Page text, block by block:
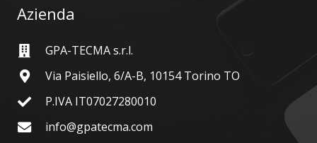
Azienda
GPA-TECMA s.r.l.
Via Paisiello, 6/A-B, 10154 Torino TO
P.IVA IT07027280010
info@gpatecma.com